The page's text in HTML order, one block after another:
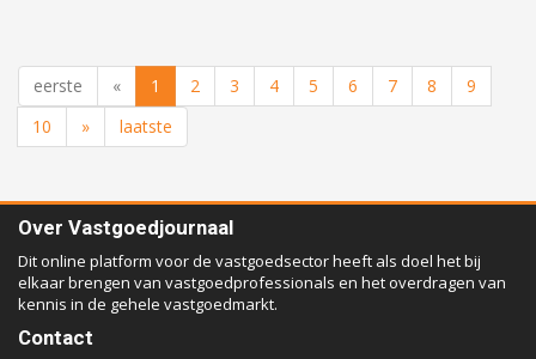
eerste « 1 2 3 4 5 6 7 8
9
10
» laatste
Over Vastgoedjournaal
Dit online platform voor de vastgoedsector heeft als doel het bij
elkaar brengen van vastgoedprofessionals en het overdragen van
kennis in de gehele vastgoedmarkt.
Contact